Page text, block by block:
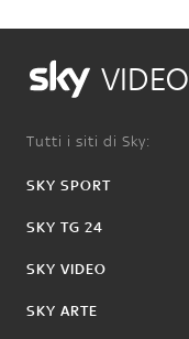
VIDEO
Tutti i siti di Sky:
SKY SPORT
SKY TG 24
SKY VIDEO
SKY ARTE